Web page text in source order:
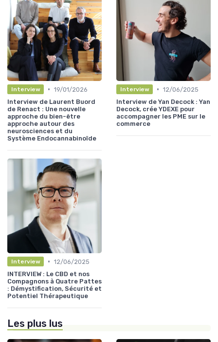
Interview • 19/01/2026
Interview de Laurent Buord
de Renact : Une nouvelle
approche du bien-être
approche autour des
neurosciences et du
Système Endocannabinoïde
Interview • 12/06/2025
Interview de Yan Decock : Yan
Decock, crée YDEXE pour
accompagner les PME sur le
commerce
Interview • 12/06/2025
INTERVIEW : Le CBD et nos
Compagnons à Quatre Pattes
: Démystification, Sécurité et
Potentiel Thérapeutique
Les plus lus